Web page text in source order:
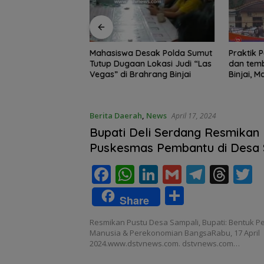
Mahasiswa Desak Polda Sumut
Tutup Dugaan Lokasi Judi “Las
Vegas” di Brahrang Binjai
Praktik
dan
Binjai,
Berita Daerah News April 17, 2024
Bupati Deli Serdang Resmikan
Puskesmas Pembantu di Desa
Kec.Percut Sai Tuan
F
ac
e
b
o
W
h
at
s
A
Li
n
k
e
dI
G
m
ai
l
T
gr
a
T
a
d
Share
ar
e
Resmikan Pustu Desa Sampali, Bupati: Bentuk
Manusia & Perekonomian BangsaRabu, 17 April
2024.www.dstvnews.com. dstvnews.com…